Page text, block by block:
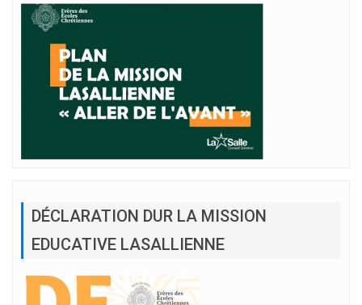
DÉCLARATION DUR LA MISSION
EDUCATIVE LASALLIENNE